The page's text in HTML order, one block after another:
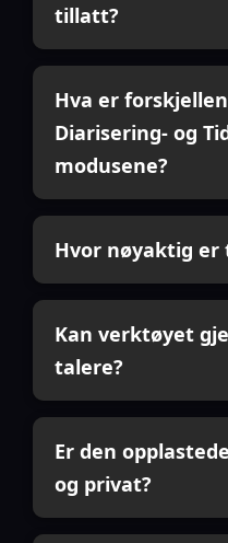
tillatt?
Hva er
Diarisering- og
modusene?
Hvor nøyaktig er
Kan verktøyet
talere?
Er den
og privat?